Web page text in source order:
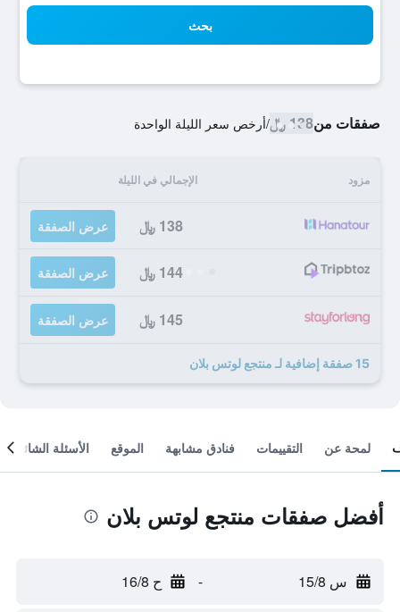
بحث
صفقات من138 ﷼ /أرخص سعر الليلة الواحدة
مزود الإجمالي في الليلة
138 ﷼ عرض الصفقة
144 ﷼ عرض الصفقة
145 ﷼ عرض الصفقة
15 صفقة إضافية لـ منتجع لوتس بلان
لمحة عن التقييمات فنادق مشابهة الموقع الأسئلة الشائعة
أفضل صفقات منتجع لوتس بلان
س 15/8 - ح 16/8